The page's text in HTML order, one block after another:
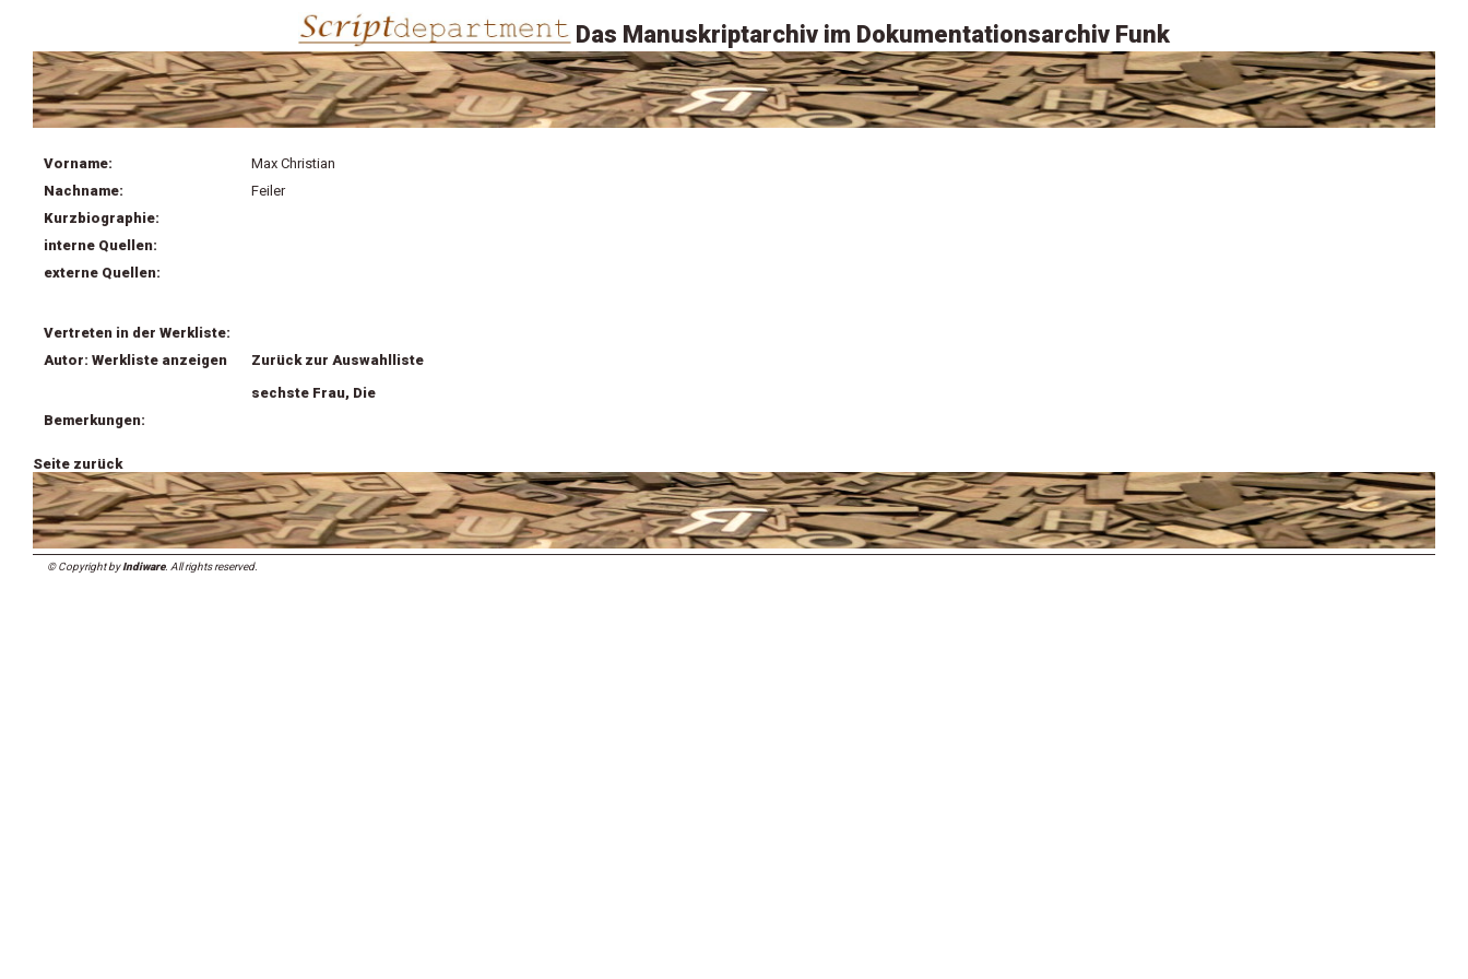
Das Manuskriptarchiv im Dokumentationsarchiv Funk
Vorname:
Max Christian
Nachname:
Feiler
Kurzbiographie:
interne Quellen:
externe Quellen:
Vertreten in der Werkliste:
Autor: Werkliste anzeigen
Zurück zur Auswahlliste
sechste Frau, Die
Bemerkungen:
Seite zurück
© Copyright byIndiware. All rights reserved.